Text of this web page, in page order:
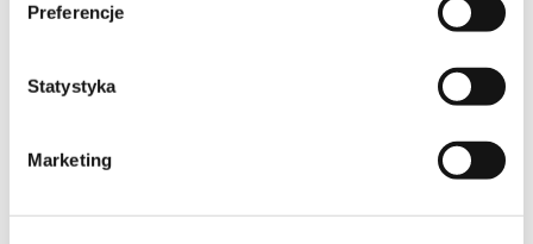
Preferencje
Statystyka
Marketing